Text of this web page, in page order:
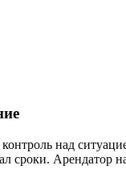
над
сроки. Арендатор